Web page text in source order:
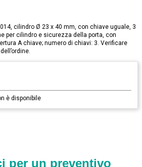
cilindro Ø 23 x 40 mm, con chiave uguale, 3
per cilindro e sicurezza della porta, con
A chiave; numero di chiavi: 3. Verificare
è disponibile
per un preventivo